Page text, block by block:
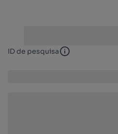
ID de pesquisa ID de pesquisa